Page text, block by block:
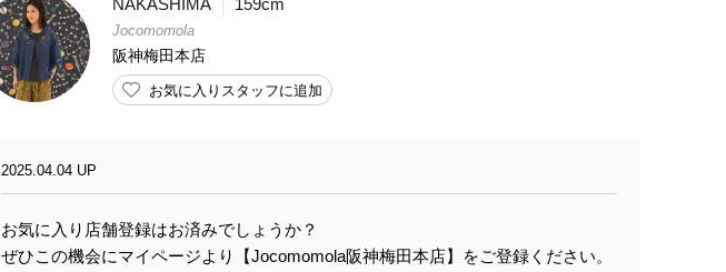
NAKASHIMA 159cm
Jocomomola
阪神梅田本店
お気に入りスタッフに追加
2025.04.04 UP
お気に入り店舗登録はお済みでしょうか？
ぜひこの機会にマイページより【Jocomomola阪神梅田本店】をご登録ください。